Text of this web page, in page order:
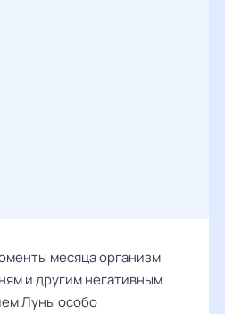
месяца организм
и другим негативным
Луны особо